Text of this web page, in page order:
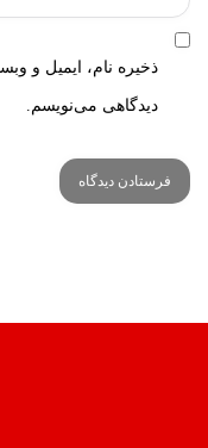
ذخیره نام، ایمیل و
دیدگاهی می‌نویسم.